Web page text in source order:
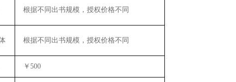
根据不同出书规模，授权价格不同
根据不同出书规模，授权价格不同
￥500